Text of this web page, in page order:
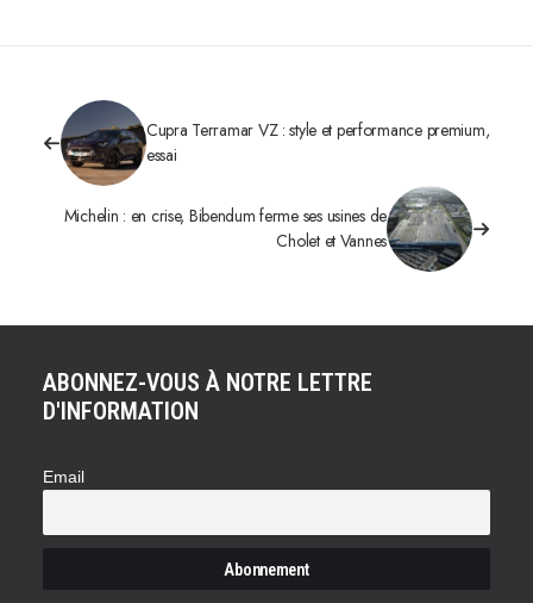
Cupra Terramar VZ : style et performance premium,
essai
Michelin : en crise, Bibendum ferme ses usines de
Cholet et Vannes
ABONNEZ-VOUS À NOTRE LETTRE
D'INFORMATION
Email